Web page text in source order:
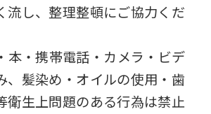
流し、整理整頓にご協力くだ
本・携帯電話・カメラ・ビデ
、髪染め・オイルの使用・歯
衛生上問題のある行為は禁止